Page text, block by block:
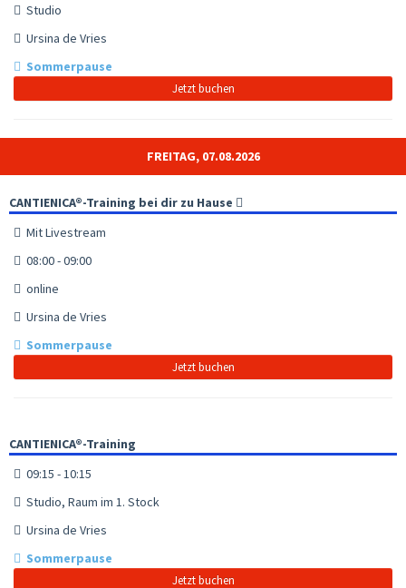
Studio
Ursina de Vries
Sommerpause
Jetzt buchen
FREITAG, 07.08.2026
CANTIENICA®-Training bei dir zu Hause
Mit Livestream
08:00 - 09:00
online
Ursina de Vries
Sommerpause
Jetzt buchen
CANTIENICA®-Training
09:15 - 10:15
Studio, Raum im 1. Stock
Ursina de Vries
Sommerpause
Jetzt buchen